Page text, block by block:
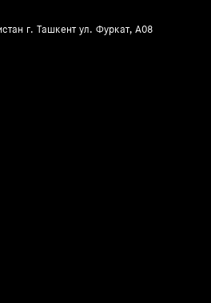
г. Ташкент ул. Фуркат, A08